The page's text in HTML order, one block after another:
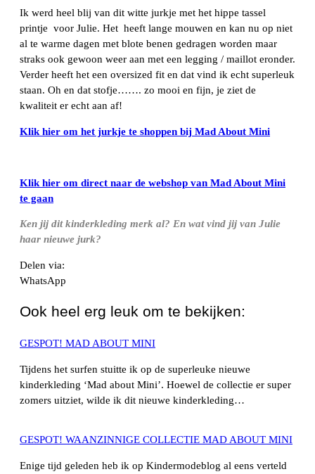
Ik werd heel blij van dit witte jurkje met het hippe tassel
printje voor Julie. Het heeft lange mouwen en kan nu op niet
al te warme dagen met blote benen gedragen worden maar
straks ook gewoon weer aan met een legging / maillot eronder.
Verder heeft het een oversized fit en dat vind ik echt superleuk
staan. Oh en dat stofje……. zo mooi en fijn, je ziet de
kwaliteit er echt aan af!
Klik hier om het jurkje te shoppen bij Mad About Mini
Klik hier om direct naar de webshop van Mad About Mini
te gaan
Ken jij dit kinderkleding merk al? En wat vind jij van Julie
haar nieuwe jurk?
Delen via:
WhatsApp
Ook heel erg leuk om te bekijken:
GESPOT! MAD ABOUT MINI
Tijdens het surfen stuitte ik op de superleuke nieuwe
kinderkleding ‘Mad about Mini’. Hoewel de collectie er super
zomers uitziet, wilde ik dit nieuwe kinderkleding…
GESPOT! WAANZINNIGE COLLECTIE MAD ABOUT MINI
Enige tijd geleden heb ik op Kindermodeblog al eens verteld